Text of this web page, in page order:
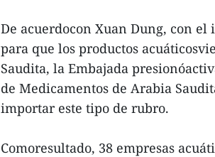
De acuerdocon Xuan Dung, con
para que los productos
Saudita, la Embajada
de Medicamentos de Arabia
importar este tipo de rubro.
Comoresultado, 38 empresas